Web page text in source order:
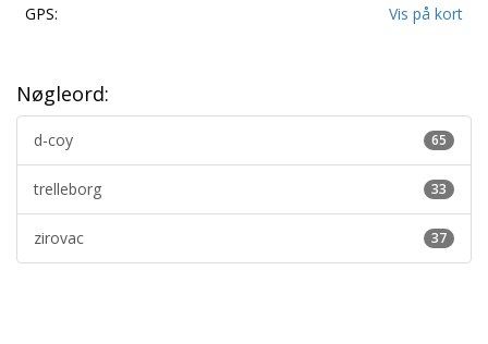
GPS:
Vis på kort
Nøgleord:
65
d-coy
33
trelleborg
37
zirovac